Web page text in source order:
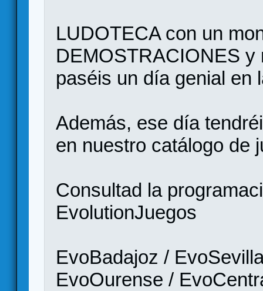
LUDOTECA con un
DEMOSTRACIONES
paséis un día genial en
Además, ese día
en nuestro catálogo de
Consultad la
EvolutionJuegos
EvoBadajoz /
EvoOurense /